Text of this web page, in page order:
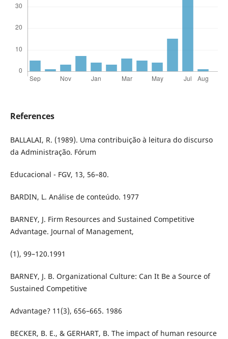
References
BALLALAI, R. (1989). Uma contribuição à leitura do discurso
da Administração. Fórum
Educacional - FGV, 13, 56–80.
BARDIN, L. Análise de conteúdo. 1977
BARNEY, J. Firm Resources and Sustained Competitive
Advantage. Journal of Management,
(1), 99–120.1991
BARNEY, J. B. Organizational Culture: Can It Be a Source of
Sustained Competitive
Advantage? 11(3), 656–665. 1986
BECKER, B. E., & GERHART, B. The impact of human resource